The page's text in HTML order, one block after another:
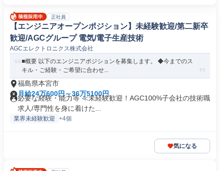
正社員
【エンジニアオープンポジション】未経験歓迎/第二新卒
歓迎/AGCグループ 電気/電子生産技術
AGCエレクトロニクス株式会社
■概要 以下のエンジニアポジションを募集します。 ◆今までのス
キル・ご経験・ご希望に合わせ...
福島県本宮市
月給24万600円～36万5100円
必要な経験・能力等 ≪未経験歓迎！AGC100%子会社の技術職
求人/専門性を身に着けた...
業界未経験歓迎 +4個
気になる